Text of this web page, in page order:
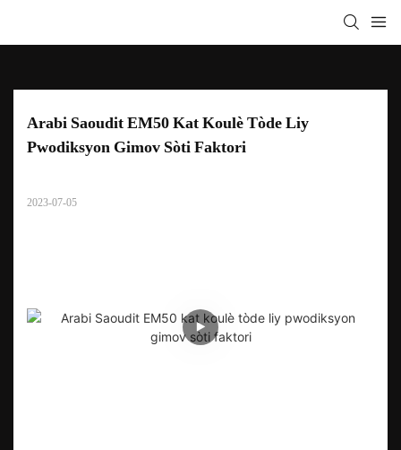
Arabi Saoudit EM50 Kat Koulè Tòde Liy
Pwodiksyon Gimov Sòti Faktori
2023-07-05